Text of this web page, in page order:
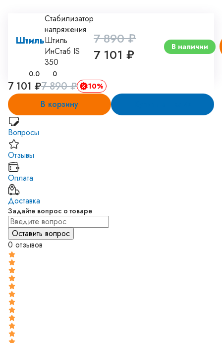
Штиль
Стабилизатор
напряжения
Штиль
ИнСтаб IS
350
0.0 0
7 890 ₽
7 101 ₽
В наличии
7 101 ₽7 890 ₽ 10%
В корзину
Вопросы
Отзывы
Оплата
Доставка
Задайте вопрос о товаре
0 отзывов